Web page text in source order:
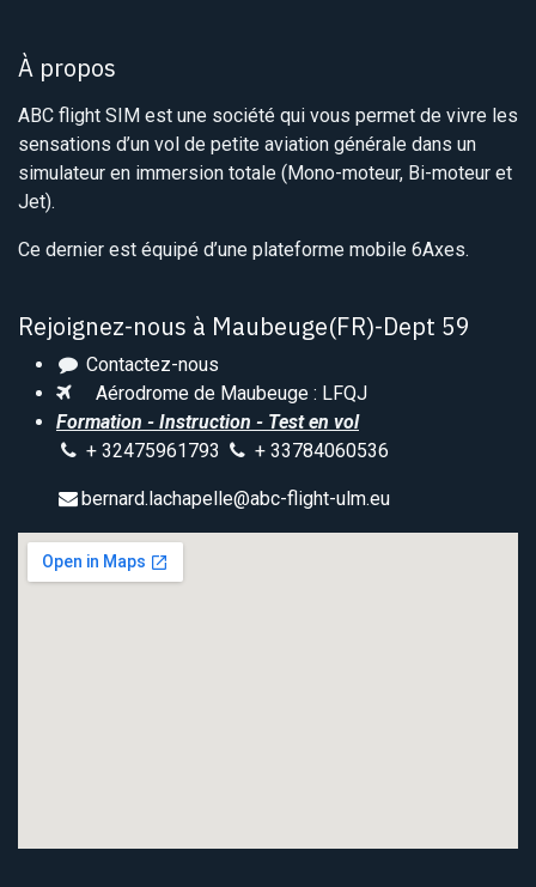
À propos
ABC flight SIM est une société qui vous permet de vivre les
sensations d’un vol de petite aviation générale dans un
simulateur en immersion totale (Mono-moteur, Bi-moteur et
Jet).
Ce dernier est équipé d’une plateforme mobile 6Axes.
Rejoignez-nous à Maubeuge(FR)-Dept 59
Contactez-nous
Aérodrome de Maubeuge : LFQJ
Formation - Instruction - Test en vol
+ 32475961793
+ 33784060536
bernard.lachapelle@abc-flight-ulm.eu